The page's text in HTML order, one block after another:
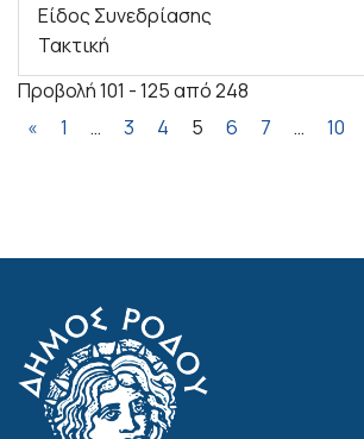
Είδος Συνεδρίασης
Τακτική
Προβολή 101 - 125 από 248
«
1 … 3 4 5 6 7 … 10